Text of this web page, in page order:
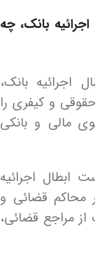
بانک، چه
اجرائیه بانک،
و کیفری را
مالی و بانکی
ابطال اجرائیه
محاکم قضائی و
مراجع قضائی،